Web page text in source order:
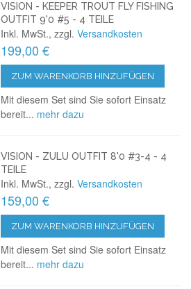
VISION - KEEPER TROUT FLY FISHING
OUTFIT 9'0 #5 - 4 TEILE
Inkl. MwSt., zzgl.Versandkosten
199,00 €
ZUM WARENKORB HINZUFÜGEN
Mit diesem Set sind Sie sofort Einsatz
bereit... mehr dazu
VISION - ZULU OUTFIT 8'0 #3-4 - 4
TEILE
Inkl. MwSt., zzgl.Versandkosten
159,00 €
ZUM WARENKORB HINZUFÜGEN
Mit diesem Set sind Sie sofort Einsatz
bereit... mehr dazu